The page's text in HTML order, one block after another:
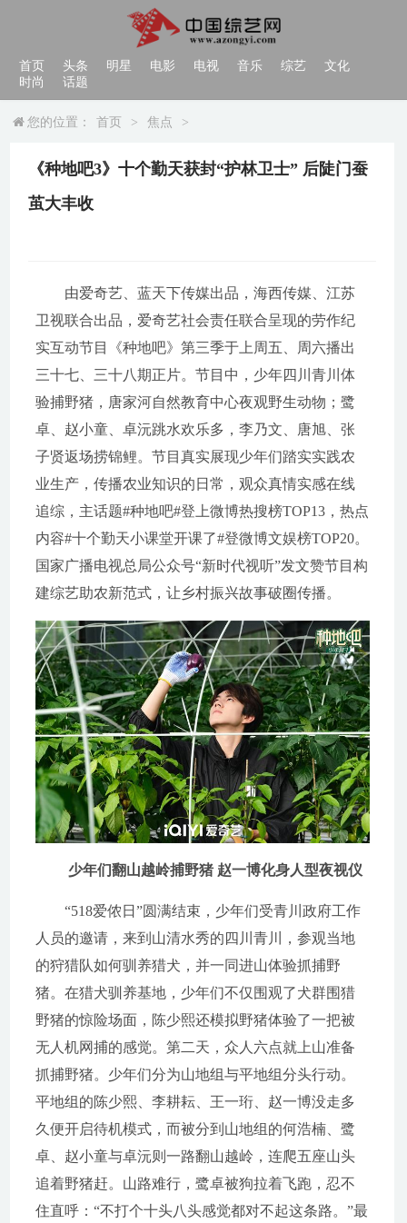
首页 头条 明星 电影 电视 音乐 综艺
文化
时尚
话题
您的位置： 首页 > 焦点 >
《种地吧3》十个勤天获封“护林卫士” 后陡门蚕
茧大丰收
由爱奇艺、蓝天下传媒出品，海西传媒、江苏
卫视联合出品，爱奇艺社会责任联合呈现的劳作纪
实互动节目《种地吧》第三季于上周五、周六播出
三十七、三十八期正片。节目中，少年四川青川体
验捕野猪，唐家河自然教育中心夜观野生动物；鹭
卓、赵小童、卓沅跳水欢乐多，李乃文、唐旭、张
子贤返场捞锦鲤。节目真实展现少年们踏实实践农
业生产，传播农业知识的日常，观众真情实感在线
追综，主话题#种地吧#登上微博热搜榜TOP13，热点
内容#十个勤天小课堂开课了#登微博文娱榜TOP20。
国家广播电视总局公众号“新时代视听”发文赞节目构
建综艺助农新范式，让乡村振兴故事破圈传播。
少年们翻山越岭捕野猪 赵一博化身人型夜视仪
“518爱侬日”圆满结束，少年们受青川政府工作
人员的邀请，来到山清水秀的四川青川，参观当地
的狩猎队如何驯养猎犬，并一同进山体验抓捕野
猪。在猎犬驯养基地，少年们不仅围观了犬群围猎
野猪的惊险场面，陈少熙还模拟野猪体验了一把被
无人机网捕的感觉。第二天，众人六点就上山准备
抓捕野猪。少年们分为山地组与平地组分头行动。
平地组的陈少熙、李耕耘、王一珩、赵一博没走多
久便开启待机模式，而被分到山地组的何浩楠、鹭
卓、赵小童与卓沅则一路翻山越岭，连爬五座山头
追着野猪赶。山路难行，鹭卓被狗拉着飞跑，忍不
住直呼：“不打个十头八头感觉都对不起这条路。”最